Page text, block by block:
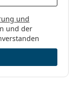
und
und der